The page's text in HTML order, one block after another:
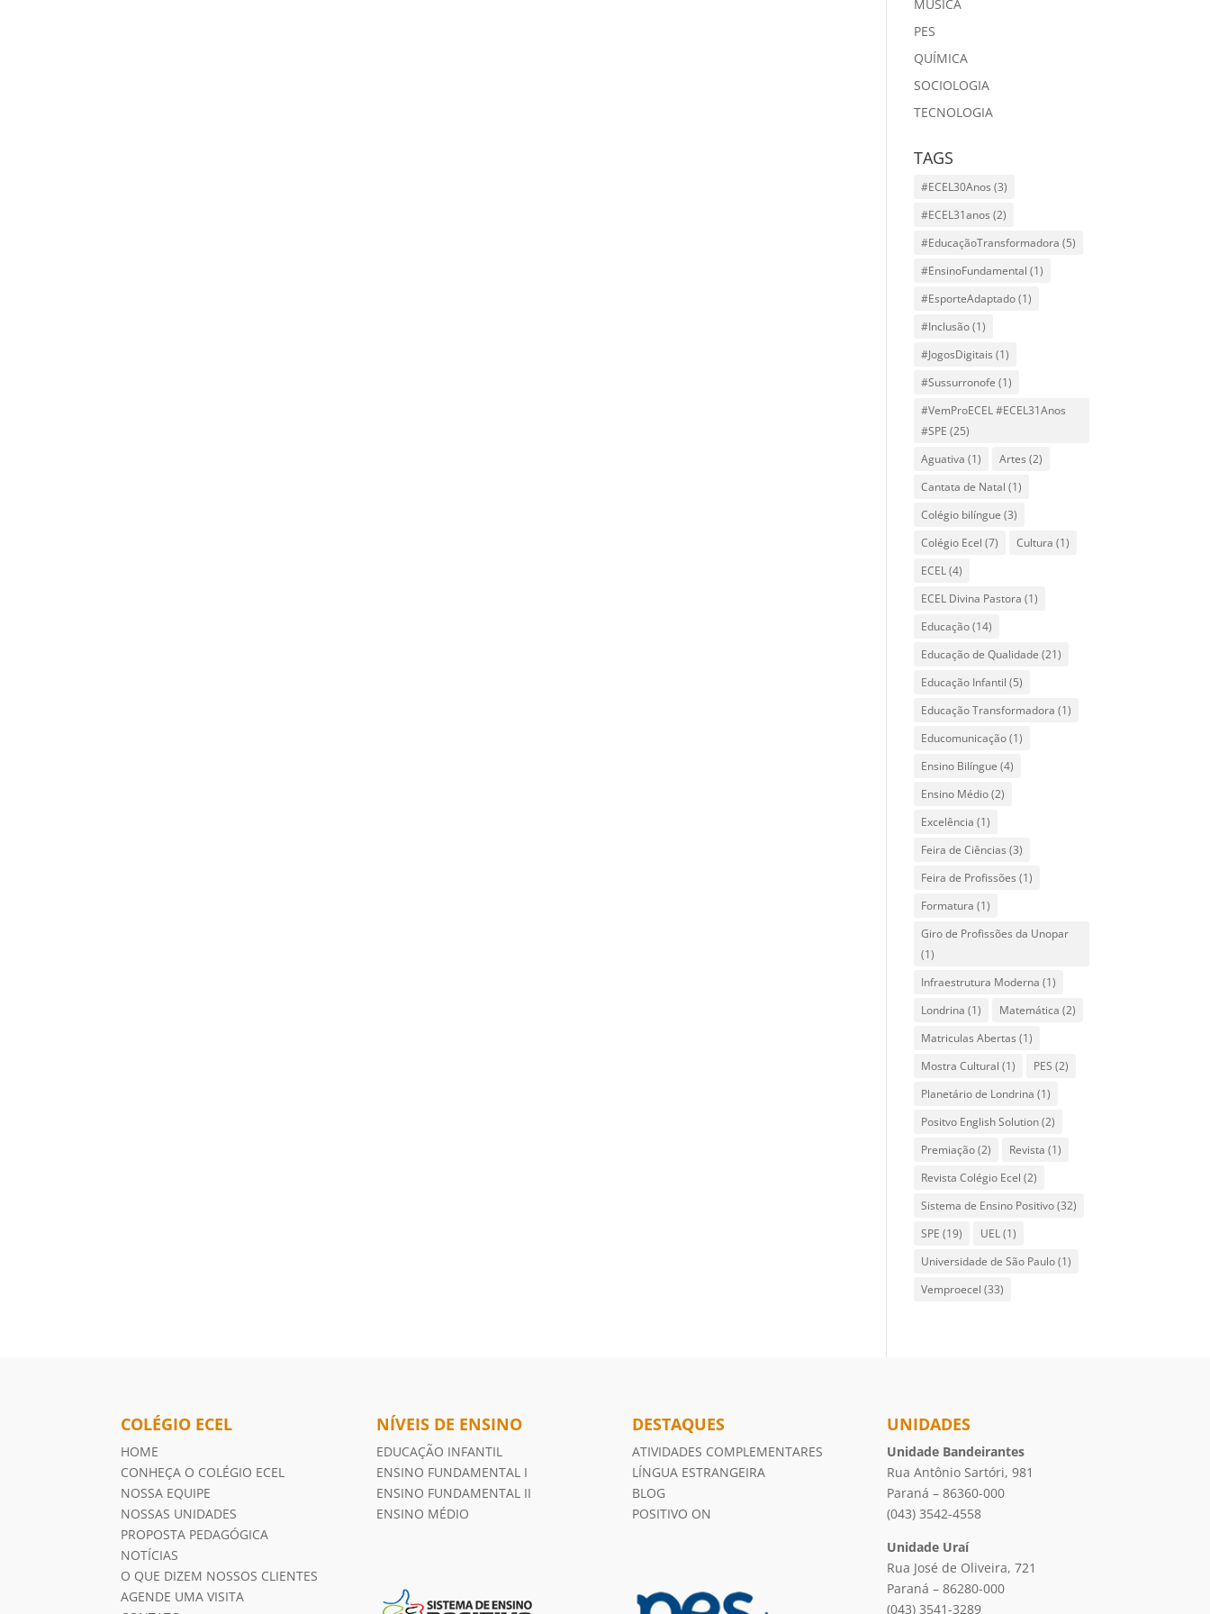
MÙSICA
PES
QUÍMICA
SOCIOLOGIA
TECNOLOGIA
TAGS
#ECEL30Anos (3)
#ECEL31anos (2)
#EducaçãoTransformadora (5)
#EnsinoFundamental (1)
#EsporteAdaptado(1)
#Inclusão(1)
#JogosDigitais (1)
#Sussurronofe (1)
#VemProECEL #ECEL31Anos
#SPE (25)
Aguativa (1) Artes (2)
Cantata de Natal (1)
Colégio bilíngue (3)
Colégio Ecel (7) Cultura (1)
ECEL(4)
ECEL Divina Pastora (1)
Educação(14)
Educação de Qualidade (21)
Educação Infantil (5)
Educação Transformadora (1)
Educomunicação(1)
Ensino Bilíngue (4)
Ensino Médio(2)
Excelência (1)
Feira de Ciências (3)
Feira de Profissões (1)
Formatura (1)
Giro de Profissões da Unopar
(1)
Infraestrutura Moderna (1)
Londrina (1) Matemática (2)
Matriculas Abertas (1)
Mostra Cultural (1) PES (2)
Planetário de Londrina (1)
Positvo English Solution(2)
Premiação(2) Revista (1)
Revista Colégio Ecel (2)
Sistema de Ensino Positivo(32)
SPE (19) UEL(1)
Universidade de São Paulo(1)
Vemproecel (33)
COLÉGIO ECEL
HOME
CONHEÇA O COLÉGIO ECEL
NOSSA EQUIPE
NOSSAS UNIDADES
PROPOSTA PEDAGÓGICA
NOTÍCIAS
O QUE DIZEM NOSSOS CLIENTES
AGENDE UMA VISITA
NÍVEIS DE ENSINO
EDUCAÇÃO INFANTIL
ENSINO FUNDAMENTAL I
ENSINO FUNDAMENTAL II
ENSINO MÉDIO
DESTAQUES
ATIVIDADES COMPLEMENTARES
LÍNGUA ESTRANGEIRA
BLOG
POSITIVO ON
UNIDADES
Unidade Bandeirantes
Rua Antônio Sartóri, 981
Paraná – 86360-000
(043) 3542-4558
Unidade Uraí
Rua José de Oliveira, 721
Paraná – 86280-000
(043) 3541-3289